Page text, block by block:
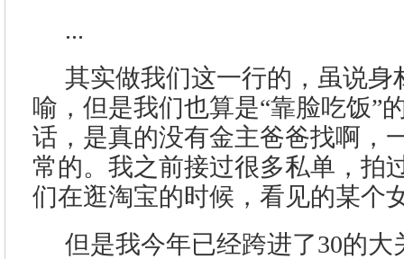
...
其实做我们这一行的，虽说身
喻，但是我们也算是“靠脸吃饭”
话，是真的没有金主爸爸找啊，
常的。我之前接过很多私单，拍
们在逛淘宝的时候，看见的某个
但是我今年已经跨进了30的大